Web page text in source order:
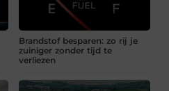
Brandstof besparen: zo rij je
zuiniger zonder tijd te
verliezen